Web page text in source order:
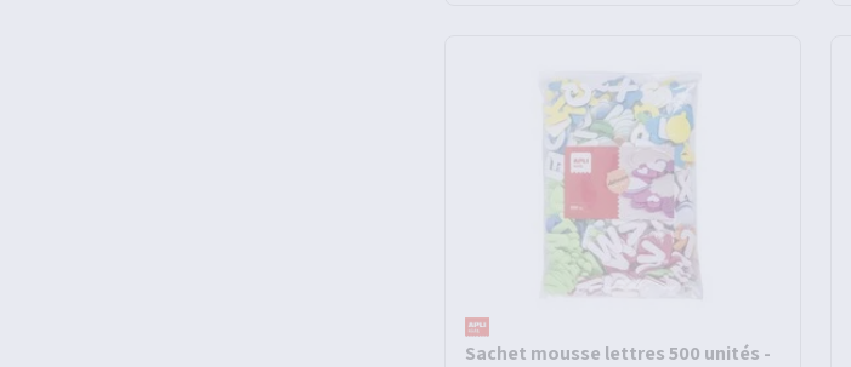
Sachet mousse lettres 500 unités -